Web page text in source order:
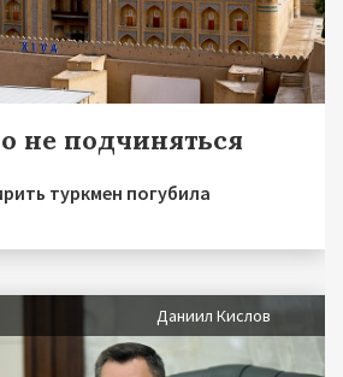
не подчиняться
туркмен погубила
Даниил Кислов